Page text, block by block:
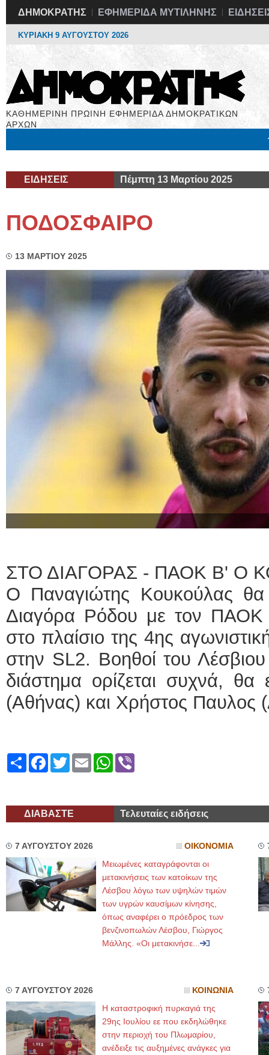
ΔΗΜΟΚΡΑΤΗΣ ΕΦΗΜΕΡΙΔΑ ΜΥΤΙΛΗΝΗΣ
ΚΥΡΙΑΚΗ 9 ΑΥΓΟΥΣΤΟΥ 2026
ΚΑΘΗΜΕΡΙΝΗ ΠΡΩΙΝΗ ΕΦΗΜΕΡΙΔΑ ΔΗΜΟΚΡΑΤΙΚΩΝ
ΑΡΧΩΝ
ΕΙΔΗΣΕΙΣ Πέμπτη 13 Μαρτίου 2025
ΠΟΔΟΣΦΑΙΡΟ
13 ΜΑΡΤΙΟΥ 2025
ΣΤΟ ΔΙΑΓΟΡΑΣ - ΠΑΟΚ Β' Ο
Ο Παναγιώτης Κουκούλας θα
Διαγόρα Ρόδου με τον ΠΑΟΚ
στο πλαίσιο της 4ης
στην SL2. Βοηθοί του Λέσβιου
διάστημα ορίζεται συχνά, θα
(Αθήνας) και Χρήστος Παυλος
ShareFacebook
TwitterEmailWhatsApp
ΔΙΑΒΑΣΤΕ Τελευταίες ειδήσεις
7 ΑΥΓΟΥΣΤΟΥ 2026 ΟΙΚΟΝΟΜΙΑ
Μειωμένες καταγράφονται οι
μετακινήσεις των κατοίκων της
Λέσβου λόγω των υψηλών τιμών
των υγρών καυσίμων κίνησης,
όπως αναφέρει ο πρόεδρος των
βενζινοπωλών Λέσβου, Γιώργος
Μάλλης. «Οι μετακινήσε...
7 ΑΥΓΟΥΣΤΟΥ 2026 ΚΟΙΝΩΝΙΑ
Η καταστροφική πυρκαγιά της
29ης Ιουλίου εε που εκδηλώθηκε
στην περιοχή του Πλωμαρίου,
ανέδειξε τις αυξημένες ανάγκες για
ΕΙΔΙΚΟΣ ΚΑΡΔΙΟΛΟΓΟΣ
Holter πίεσης
Δοκιμασία
υπέρηχος
Μυτιλήνη
Γέρα:Παπάδος
Φυσικοθεραπεύτρια
Σταυρουλάκη-
Πτυχιούχος
ΑΤΕΙ